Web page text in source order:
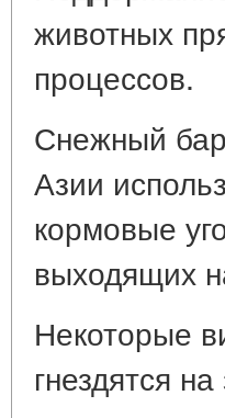
животных
процессов.
Снежный
Азии
кормовые
выходящих
Некоторые
гнездятся